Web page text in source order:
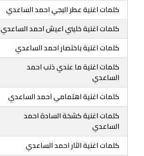
كلمات اغنية عطر البجي احمد الساعدي
كلمات اغنية خليني اعيش احمد الساعدي
كلمات اغنية باختصار احمد الساعدي
كلمات اغنية ما عندي ذنب احمد
الساعدي
كلمات اغنية اهتمامي احمد الساعدي
كلمات اغنية كشخة السادة احمد
الساعدي
كلمات اغنية الثار احمد الساعدي